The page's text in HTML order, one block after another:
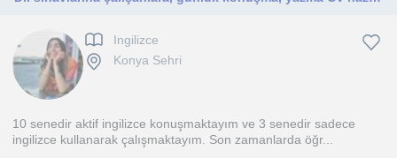
Ingilizce
Konya Sehri
10 senedir aktif ingilizce konuşmaktayım ve 3 senedir sadece
ingilizce kullanarak çalışmaktayım. Son zamanlarda öğr...